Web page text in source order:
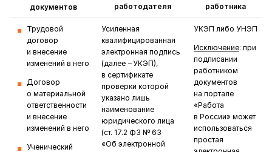
документов
работодателя
работника
Трудовой
договор
и внесение
изменений в него
Договор
о материальной
ответственности
и внесение
изменений в него
Ученический
Усиленная
квалифицированная
электронная подпись
(далее –УКЭП),
в сертификате
проверки которой
указано лишь
наименование
юридического лица
(ст. 17.2 ФЗ № 63
«Об электронной
УКЭП либо УНЭП
Исключение: при
подписании
работником
документов
на портале
«Работа
в России» может
использоваться
простая